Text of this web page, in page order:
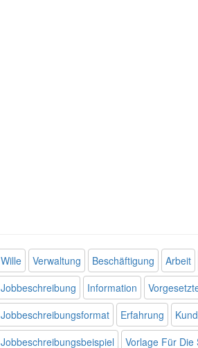
Wille Verwaltung Beschäftigung Arbeit
Jobbeschreibung
Information
Jobbeschreibungsformat
Erfahrung
Jobbeschreibungsbeispiel
Vorlage Für Die